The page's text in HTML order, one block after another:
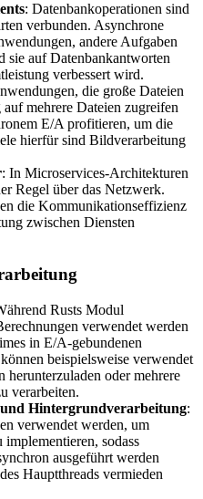
: Datenbankoperationen sind
verbunden. Asynchrone
andere Aufgaben
sie auf Datenbankantworten
verbessert wird.
die große Dateien
mehrere Dateien zugreifen
E/A profitieren, um die
hierfür sind Bildverarbeitung
: In Microservices-Architekturen
Regel über das Netzwerk.
die Kommunikationseffizienz
zwischen Diensten
Rusts Modul
verwendet werden
in E/A-gebundenen
beispielsweise verwendet
herunterzuladen oder mehrere
verarbeiten.
Hintergrundverarbeitung:
verwendet werden, um
sodass
ausgeführt werden
Hauptthreads vermieden